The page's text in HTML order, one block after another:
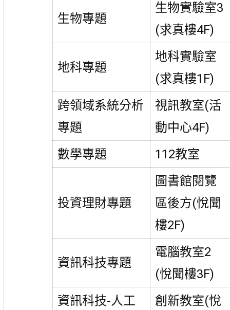
生物專題
生物實驗室3
(求真樓4F)
地科專題
地科實驗室
(求真樓1F)
跨領域系統分析
專題
視訊教室(活
動中心4F)
數學專題
112教室
投資理財專題
圖書館閱覽
區後方(悅聞
樓2F)
資訊科技專題
電腦教室2
(悅聞樓3F)
資訊科技-人工
創新教室(悅